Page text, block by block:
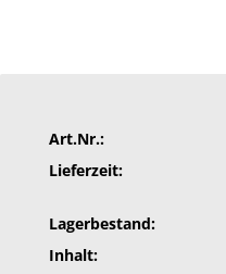
Art.Nr.:
Lieferzeit:
Lagerbestand:
Inhalt: